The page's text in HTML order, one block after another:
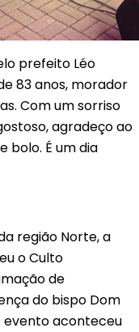
prefeito Léo
83 anos, morador
Com um sorriso
agradeço ao
bolo. É um dia
região Norte, a
o Culto
de
do bispo Dom
evento aconteceu